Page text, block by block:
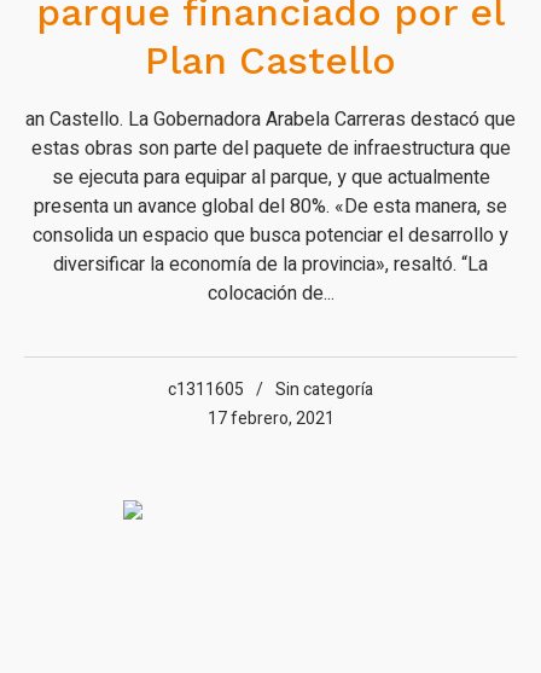
parque financiado por el
Plan Castello
an Castello. La Gobernadora Arabela Carreras destacó que
estas obras son parte del paquete de infraestructura que
se ejecuta para equipar al parque, y que actualmente
presenta un avance global del 80%. «De esta manera, se
consolida un espacio que busca potenciar el desarrollo y
diversificar la economía de la provincia», resaltó. “La
colocación de...
c1311605
Sin categoría
17 febrero, 2021